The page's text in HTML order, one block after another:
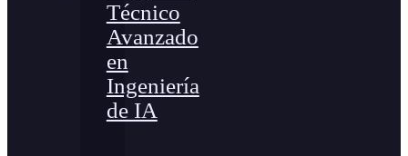
Técnico
Avanzado
en
Ingeniería
de IA